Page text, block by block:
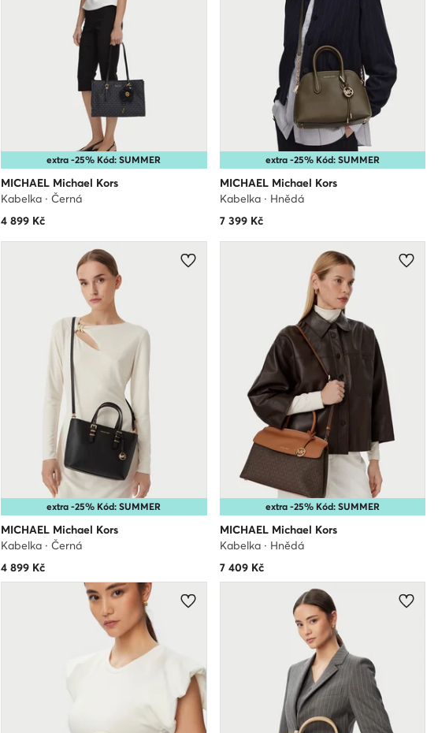
extra -25% Kód: SUMMER
MICHAEL Michael Kors
Kabelka · Černá
4 899 Kč
extra -25% Kód: SUMMER
MICHAEL Michael Kors
Kabelka · Hnědá
7 399Kč
extra -25% Kód: SUMMER
MICHAEL Michael Kors
Kabelka · Černá
4 899 Kč
extra -25% Kód: SUMMER
MICHAEL Michael Kors
Kabelka · Hnědá
7 409Kč